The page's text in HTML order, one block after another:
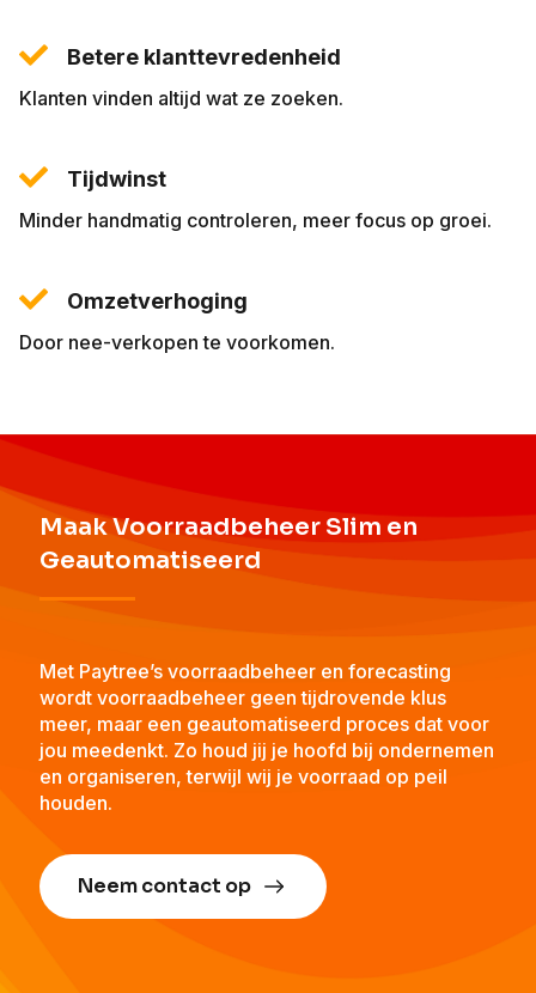
Betere klanttevredenheid
Klanten vinden altijd wat ze zoeken.
Tijdwinst
Minder handmatig controleren, meer focus op groei.
Omzetverhoging
Door nee-verkopen te voorkomen.
Maak Voorraadbeheer Slim en
Geautomatiseerd
Met Paytree’s voorraadbeheer en forecasting
wordt voorraadbeheer geen tijdrovende klus
meer, maar een geautomatiseerd proces dat voor
jou meedenkt. Zo houd jij je hoofd bij ondernemen
en organiseren, terwijl wij je voorraad op peil
houden.
Neem contact op